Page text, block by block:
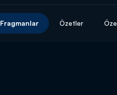
Fragmanlar Özetler